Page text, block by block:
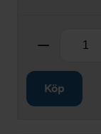
Ta bort
Köp